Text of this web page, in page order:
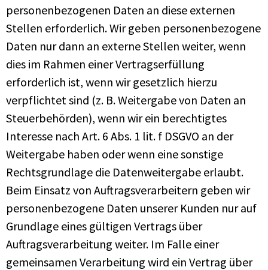
personenbezogenen Daten an diese externen
Stellen erforderlich. Wir geben personenbezogene
Daten nur dann an externe Stellen weiter, wenn
dies im Rahmen einer Vertragserfüllung
erforderlich ist, wenn wir gesetzlich hierzu
verpflichtet sind (z. B. Weitergabe von Daten an
Steuerbehörden), wenn wir ein berechtigtes
Interesse nach Art. 6 Abs. 1 lit. f DSGVO an der
Weitergabe haben oder wenn eine sonstige
Rechtsgrundlage die Datenweitergabe erlaubt.
Beim Einsatz von Auftragsverarbeitern geben wir
personenbezogene Daten unserer Kunden nur auf
Grundlage eines gültigen Vertrags über
Auftragsverarbeitung weiter. Im Falle einer
gemeinsamen Verarbeitung wird ein Vertrag über